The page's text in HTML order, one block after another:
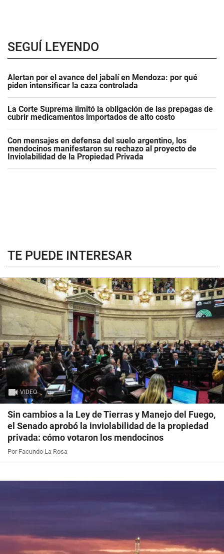
SEGUÍ LEYENDO
Alertan por el avance del jabalí en Mendoza: por qué
piden intensificar la caza controlada
La Corte Suprema limitó la obligación de las prepagas de
cubrir medicamentos importados de alto costo
Con mensajes en defensa del suelo argentino, los
mendocinos manifestaron su rechazo al proyecto de
Inviolabilidad de la Propiedad Privada
TE PUEDE INTERESAR
VIDEO
Sin cambios a la Ley de Tierras y Manejo del Fuego,
el Senado aprobó la inviolabilidad de la propiedad
privada: cómo votaron los mendocinos
Por Facundo La Rosa